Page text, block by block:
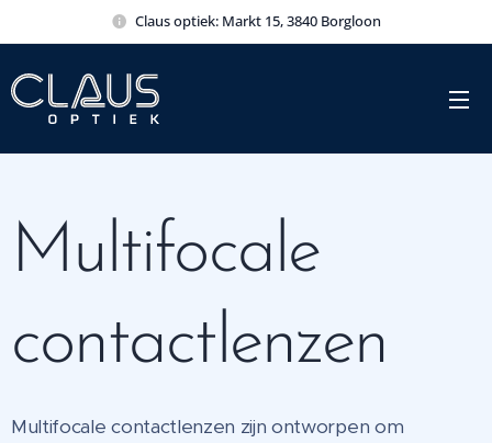
Claus optiek: Markt 15, 3840 Borgloon
Multifocale
contactlenzen
Multifocale contactlenzen zijn ontworpen om